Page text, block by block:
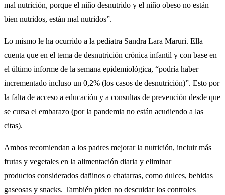
mal nutrición, porque el niño desnutrido y el niño obeso no están
bien nutridos, están mal nutridos”.
Lo mismo le ha ocurrido a la pediatra Sandra Lara Maruri. Ella
cuenta que en el tema de desnutrición crónica infantil y con base en
el último informe de la semana epidemiológica, “podría haber
incrementado incluso un 0,2% (los casos de desnutrición)”. Esto por
la falta de acceso a educación y a consultas de prevención desde que
se cursa el embarazo (por la pandemia no están acudiendo a las
citas).
Ambos recomiendan a los padres mejorar la nutrición, incluir más
frutas y vegetales en la alimentación diaria y eliminar
productos considerados dañinos o chatarras, como dulces, bebidas
gaseosas y snacks. También piden no descuidar los controles